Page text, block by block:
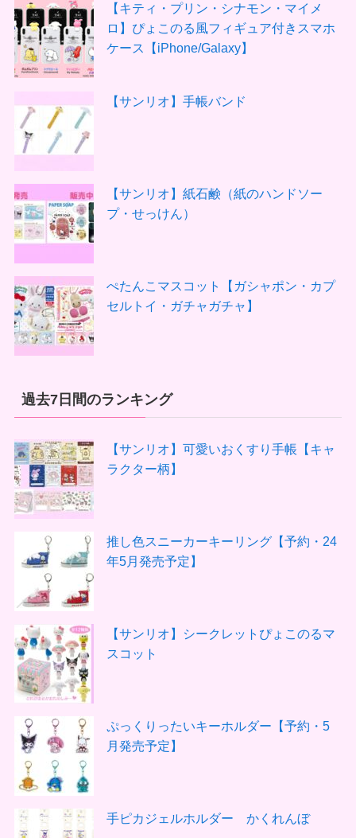
【キティ・プリン・シナモン・マイメ
ロ】ぴょこのる風フィギュア付きスマホ
ケース【iPhone/Galaxy】
【サンリオ】手帳バンド
【サンリオ】紙石鹸（紙のハンドソー
プ・せっけん）
ぺたんこマスコット【ガシャポン・カプ
セルトイ・ガチャガチャ】
過去7日間のランキング
【サンリオ】可愛いおくすり手帳【キャ
ラクター柄】
推し色スニーカーキーリング【予約・24
年5月発売予定】
【サンリオ】シークレットぴょこのるマ
スコット
ぷっくりったいキーホルダー【予約・5
月発売予定】
手ピカジェルホルダー かくれんぼ